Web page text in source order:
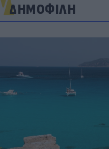
ΔΗΜΟΦΙΛΗ